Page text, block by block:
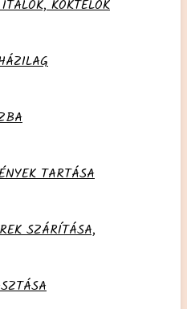
KOKTÉLOK
TARTÁSA
SZÁRÍTÁSA,